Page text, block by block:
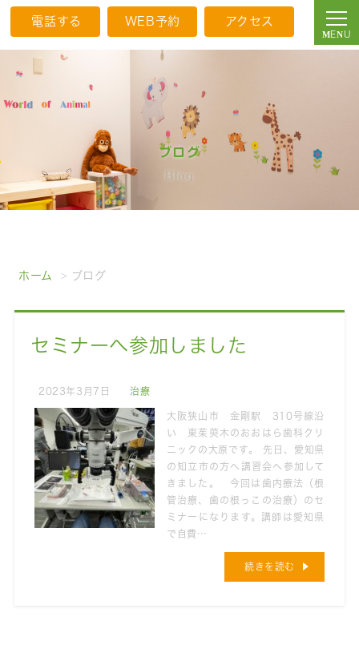
電話する WEB予約 アクセス
ブログ
Blog
ホーム ブログ
セミナーへ参加しました
2023年3月7日 治療
大阪狭山市 金剛駅 310号線沿
い 東茱萸木のおおはら歯科クリ
ニックの大原です。 先日、愛知県
の知立市の方へ講習会へ参加して
きました。 今回は歯内療法（根
管治療、歯の根っこの治療）のセ
ミナーになります。講師は愛知県
で自費…
続きを読む